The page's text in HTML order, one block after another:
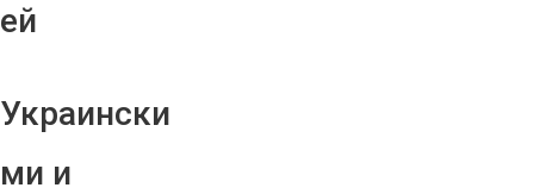
ей
Украински
ми и